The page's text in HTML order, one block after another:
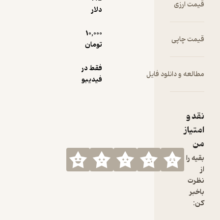
قیمت ارزی
دلار
قیمت چاپی
10,000
تومان
مطالعه و دانلود فایل
فقط در
فیدیبو
نقد و
امتیاز
من
بقیه را
نظرت
باخبر
کن: